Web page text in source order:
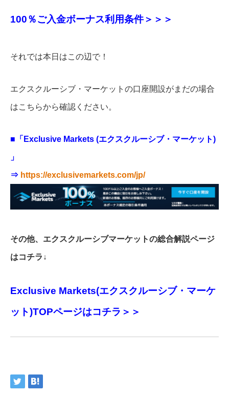
100％ご入金ボーナス利用条件＞＞＞
それでは本日はこの辺で！
エクスクルーシブ・マーケットの口座開設がまだの場合
はこちらから確認ください。
■「Exclusive Markets (エクスクルーシブ・マーケット)
」
⇒ https://exclusivemarkets.com/jp/
その他、エクスクルーシブマーケットの総合解説ページ
はコチラ↓
Exclusive Markets(エクスクルーシブ・マーケ
ット)TOPページはコチラ＞＞